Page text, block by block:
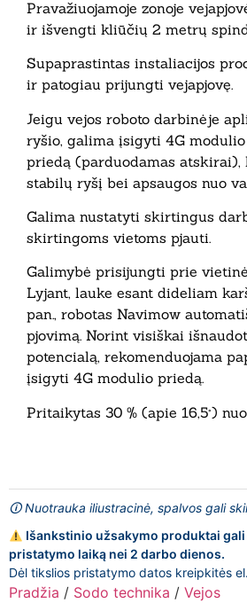
Pravažiuojamoje zonoje
ir išvengti kliūčių 2 metrų
Supaprastintas instaliacijos
ir patogiau prijungti vejapjovę.
Jeigu vejos roboto darbinėje
ryšio, galima įsigyti 4G modulio
priedą (parduodamas atskirai),
stabilų ryšį bei apsaugos nuo
Galima nustatyti skirtingus
skirtingoms vietoms pjauti.
Galimybė prisijungti prie
Lyjant, lauke esant dideliam
pan., robotas Navimow
pjovimą. Norint visiškai
potencialą, rekomenduojama
įsigyti 4G modulio priedą.
Pritaikytas 30 % (apie 16,5°)
🛈 Nuotrauka iliustracinė, spalvos gali
Išankstinio užsakymo produktai
pristatymo laiką nei 2 darbo dienos.
Dėl tikslios pristatymo datos kreipkitės
Pradžia / Sodo technika / Vejos